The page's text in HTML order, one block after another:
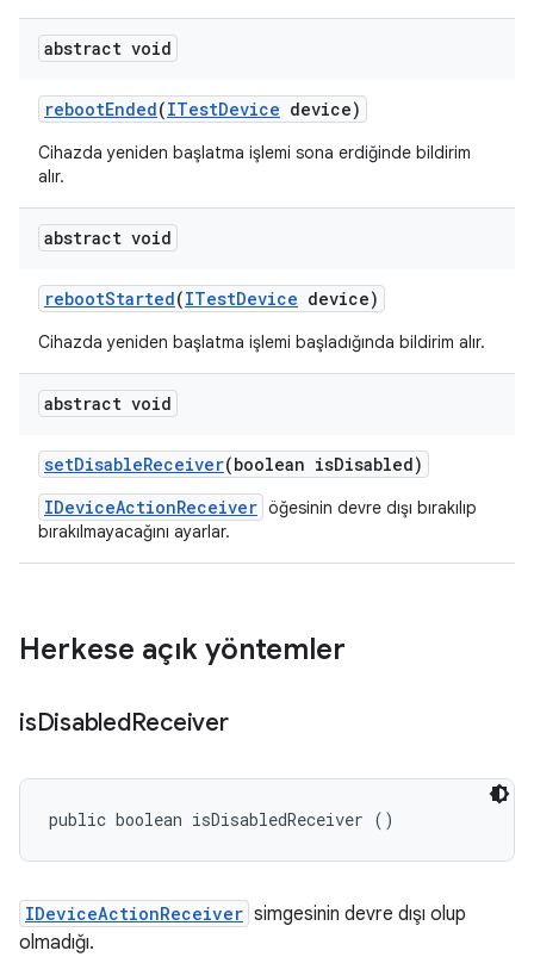
abstract void
rebootEnded(ITestDevice device)
Cihazda yeniden başlatma işlemi sona erdiğinde bildirim
alır.
abstract void
rebootStarted(ITestDevice device)
Cihazda yeniden başlatma işlemi başladığında bildirim alır.
abstract void
setDisableReceiver(boolean isDisabled)
IDeviceActionReceiver öğesinin devre dışı bırakılıp
bırakılmayacağını ayarlar.
Herkese açık yöntemler
isDisabledReceiver
public boolean isDisabledReceiver ()
IDeviceActionReceiver simgesinin devre dışı olup
olmadığı.